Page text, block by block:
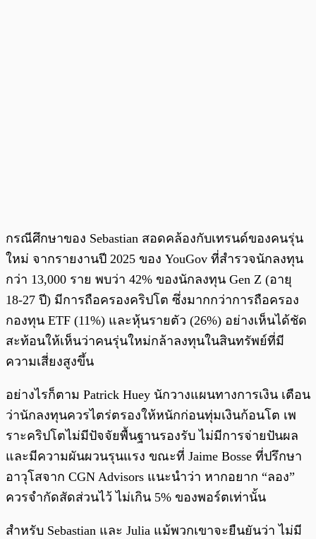
กรณีศึกษาของ Sebastian สอดคล้องกับเทรนด์ของคนรุ่น
ใหม่ จากรายงานปี 2025 ของ YouGov ที่สำรวจนักลงทุน
กว่า 13,000 ราย พบว่า 42% ของนักลงทุน Gen Z (อายุ
18-27 ปี) มีการถือครองคริปโต ซึ่งมากกว่าการถือครอง
กองทุน ETF (11%) และหุ้นรายตัว (26%) อย่างเห็นได้ชัด
สะท้อนให้เห็นว่าคนรุ่นใหม่กล้าลงทุนในสินทรัพย์ที่มี
ความเสี่ยงสูงขึ้น
อย่างไรก็ตาม Patrick Huey นักวางแผนทางการเงิน เตือน
ว่านักลงทุนควรไตร่ตรองให้หนักก่อนทุ่มเงินก้อนโต เพ
ราะคริปโตไม่มีปัจจัยพื้นฐานรองรับ ไม่มีการจ่ายปันผล
และมีความผันผวนรุนแรง ขณะที่ Jaime Bosse ที่ปรึกษา
อาวุโสจาก CGN Advisors แนะนำว่า หากอยาก “ลอง”
ควรจำกัดสัดส่วนไว้ ไม่เกิน 5% ของพอร์ตเท่านั้น
สำหรับ Sebastian และ Julia แม้พวกเขาจะยืนยันว่า ไม่มี